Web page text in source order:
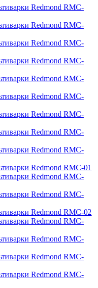
Redmond RMC-
Redmond RMC-
Redmond RMC-
Redmond RMC-
Redmond RMC-
Redmond RMC-
Redmond RMC-
Redmond RMC-
Redmond RMC-
Redmond RMC-01
Redmond RMC-
Redmond RMC-
Redmond RMC-02
Redmond RMC-
Redmond RMC-
Redmond RMC-
Redmond RMC-